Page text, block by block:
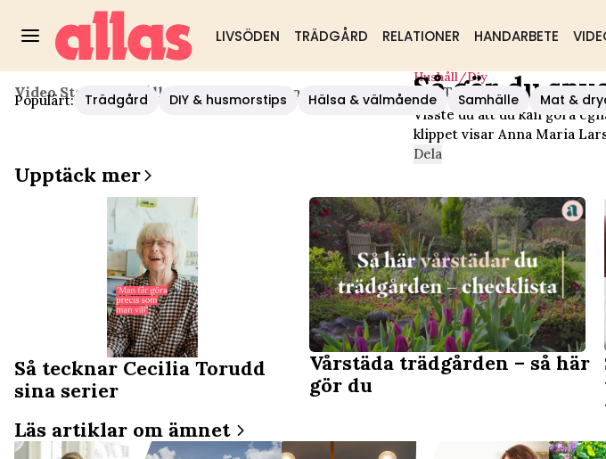
LIVSÖDEN TRÄDGÅRD RELATIONER HANDARBETE
Populärt: Trädgård DIY & husmorstips Hälsa & välmående Samhälle Mat &
Video Start / Hushåll/diy/Så Gör Du Snygga Blomtryck På Textiler
Hushåll/diy
Så gör du
Visste du att du kan göra
klippet visar Anna Maria
Dela
Upptäck mer
Så tecknar Cecilia Torudd
sina serier
Vårstäda trädgården – så här
gör du
Läs artiklar om ämnet